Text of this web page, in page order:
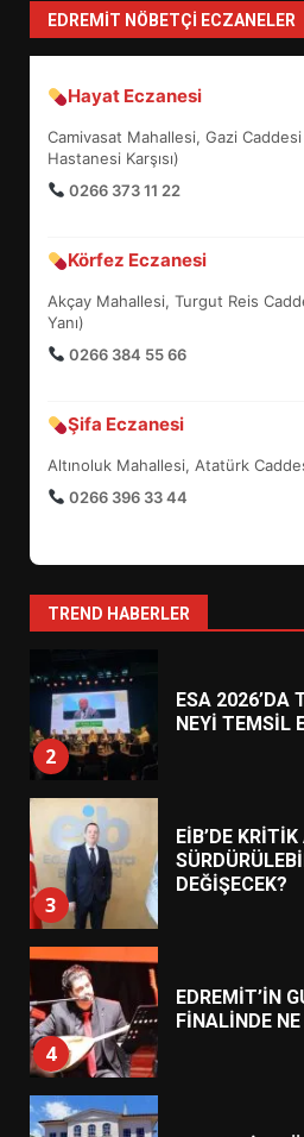
EDREMIT NÖBETÇI ECZANELER
Hayat Eczanesi
Camivasat Mahallesi, Gazi
Hastanesi Karşısı)
0266 373 11 22
Körfez Eczanesi
Akçay Mahallesi, Turgut Reis
Yanı)
0266 384 55 66
Şifa Eczanesi
Altınoluk Mahallesi, Atatürk
0266 396 33 44
TREND HABERLER
4
5
BALIKESİR
UZATILDI: NE
6
TURNUVASI
7
YENİ
ŞEKİLLENDİ?
1
HAREKETE
2
ESA 2026’DA
NEYİ TEMSİL
3
EİB’DE
DEĞİŞECEK?
4
EDREMİT’İN
FİNALİNDE